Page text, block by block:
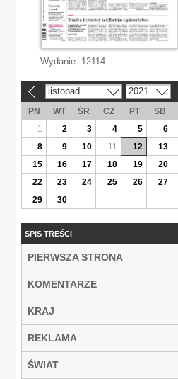
Wydanie: 12114
listopad 2021
PN WT ŚR CZ PT SB
1
2 3 4 5 6
8
9 10 11 12 13
15
16 17 18 19 20
22
23 24 25 26 27
29
30
SPIS TREŚCI
PIERWSZA STRONA
KOMENTARZE
KRAJ
REKLAMA
ŚWIAT